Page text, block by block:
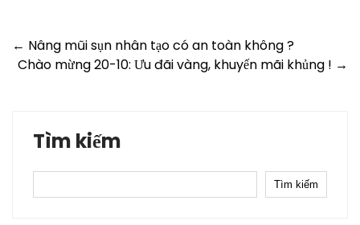
Post
navigation
← Nâng mũi sụn nhân tạo có an toàn không ?
Chào mừng 20-10: Ưu đãi vàng, khuyến mãi khủng ! →
Tìm kiếm
Tìm kiếm